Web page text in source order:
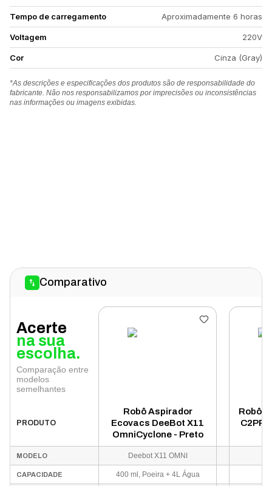
Tempo de carregamento Aproximadamente 6 horas
Voltagem 220V
Cor Cinza (Gray)
*As descrições e especificações dos produtos são de responsabilidade do
fabricante. Não nos responsabilizamos por imprecisões ou inconsistências
nas informações ou imagens exibidas.
Comparativo
Acerte
na sua
escolha.
Comparação entre
modelos
semelhantes
PRODUTO
Robô Aspirador
Ecovacs DeeBot X11
OmniCyclone - Preto
Robô
MODELO Deebot X11 OMNI
CAPACIDADE 400 ml, Poeira + 4L Água